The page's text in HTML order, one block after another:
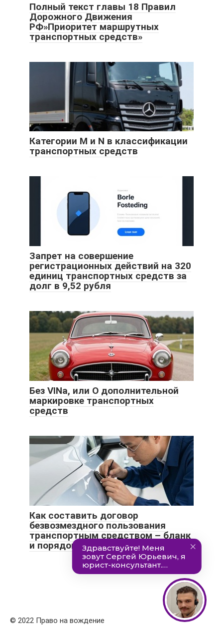
Полный текст главы 18 Правил
Дорожного Движения
РФ»Приоритет маршрутных
транспортных средств»
Категории M и N в классификации
транспортных средств
Запрет на совершение
регистрационных действий на 320
единиц транспортных средств за
долг в 9,52 рубля
Без VINа, или О дополнительной
маркировке транспортных
средств
Как составить договор
безвозмездного пользования
транспортным средством – бланк
и порядок оформления
© 2022 Право на вождение